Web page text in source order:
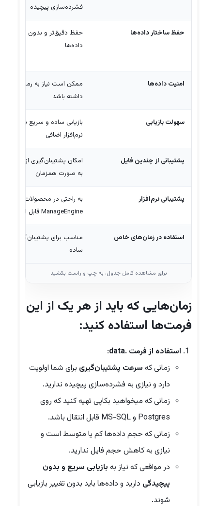
فشرده‌سازی پیچیده
حفظ ساختار داده‌ها
حفظ دقیق‌تر و بدون تغییر در
داده‌ها
امنیت داده‌ها
ممکن است نیاز به رمزنگاری
داشته باشد
سهولت بازیابی
بازیابی ساده و سریع بدون نیاز
نرم‌افزار اضافی
پشتیبانی از چندین فایل
امکان پشتیبان‌گیری از چندین
به صورت همزمان
پشتیبانی نرم‌افزار
به راحتی در محصولات
ManageEngine قابل استفاده است
استفاده در زمان‌های خاص
مناسب برای پشتیبان‌گیری
ساده
زمان‌هایی که باید از هر یک از این
فرمت‌ها استفاده کنید:
استفاده از فرمت .data
:
زمانی که سرعت پشتیبان‌گیری برای شما اولویت
دارد و نیازی به فشرده‌سازی پیچیده ندارید.
زمانی که میخواهید بکاپی تهیه کنید که روی
Postgres و MS-SQL قابل انتقال باشد.
زمانی که حجم داده‌ها کم یا متوسط است و
نیازی به کاهش حجم فایل ندارید.
در مواقعی که نیاز به بازیابی سریع و بدون
پیچیدگی دارید و داده‌ها باید بدون تغییر بازیابی
شوند.